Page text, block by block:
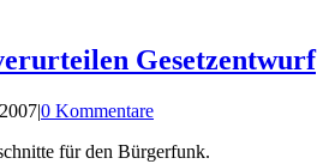
Gesetzentwurf
|0 Kommentare
für den Bürgerfunk.